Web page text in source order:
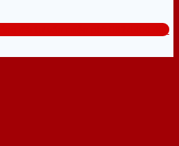
đài tư vấn miễn phí: 0824.400.400